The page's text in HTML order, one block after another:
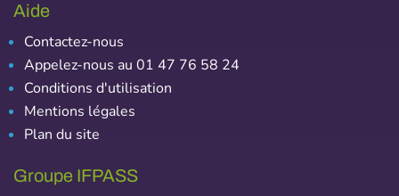
Aide
Contactez-nous
Appelez-nous au 01 47 76 58 24
Conditions d'utilisation
Mentions légales
Plan du site
Groupe IFPASS